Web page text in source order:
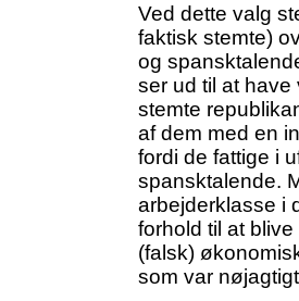
Ved dette valg
faktisk stemte)
og
ser ud til at
stemte
af dem med en
fordi de fattige i
spansktalende.
arbejderklasse i
forhold til at
(falsk)
som var